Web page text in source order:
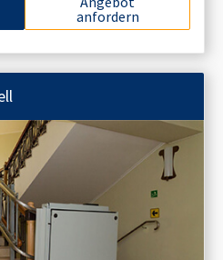
anfordern